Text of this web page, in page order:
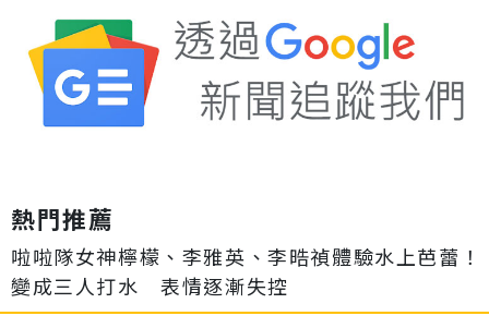
熱門推薦
啦啦隊女神檸檬、李雅英、李晧禎體驗水上芭蕾！
變成三人打水 表情逐漸失控